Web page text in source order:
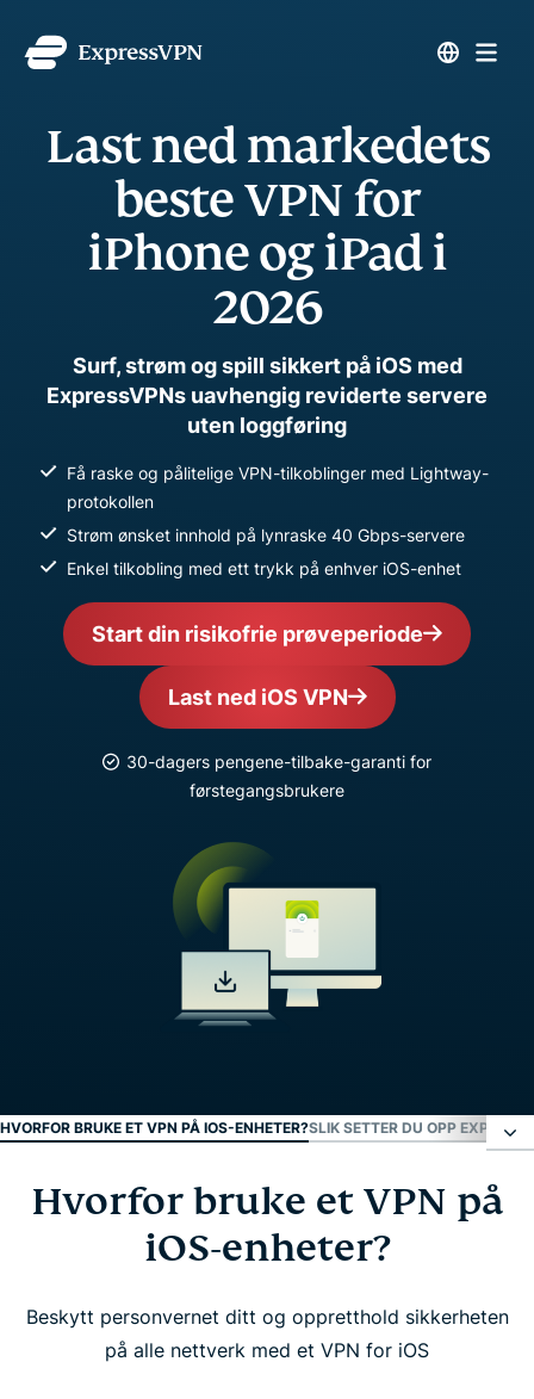
Last ned markedets
beste VPN for
iPhone og iPad i
2026
Surf, strøm og spill sikkert på iOS med
ExpressVPNs uavhengig reviderte servere
uten loggføring
Få raske og pålitelige VPN-tilkoblinger med Lightway-
protokollen
Strøm ønsket innhold på lynraske 40 Gbps-servere
Enkel tilkobling med ett trykk på enhver iOS-enhet
Start din risikofrie prøveperiode
Last ned iOS VPN
30-dagers pengene-tilbake-garanti for
førstegangsbrukere
HVORFOR BRUKE ET VPN PÅ IOS-ENHETER?SLIK SETTER DU OPP
Hvorfor bruke et VPN på iOS-enheter?
Slik setter du opp ExpressVPN på iPhone eller iPad
Se: Hvordan laste ned ExpressVPN på iOS
Hvorfor bruke et VPN på
iOS-enheter?
Beskytt personvernet ditt og oppretthold sikkerheten
på alle nettverk med et VPN for iOS